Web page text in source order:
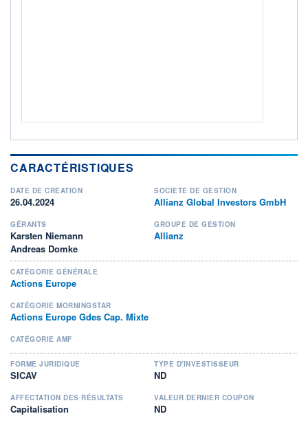
CARACTÉRISTIQUES
DATE DE CRÉATION
26.04.2024
SOCIÉTÉ DE GESTION
Allianz Global Investors GmbH
GÉRANTS
Karsten Niemann
Andreas Domke
GROUPE DE GESTION
Allianz
CATÉGORIE GÉNÉRALE
Actions Europe
CATÉGORIE MORNINGSTAR
Actions Europe Gdes Cap. Mixte
CATÉGORIE AMF
FORME JURIDIQUE
SICAV
TYPE D'INVESTISSEUR
ND
AFFECTATION DES RÉSULTATS
Capitalisation
VALEUR DERNIER COUPON
ND